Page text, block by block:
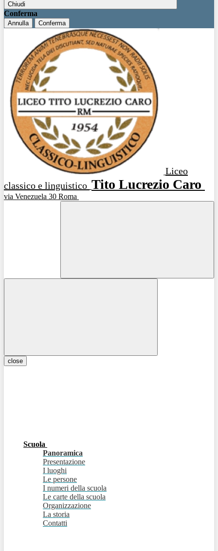
Chiudi
Conferma
Annulla Conferma
Liceo
classico e linguistico Tito Lucrezio Caro
via Venezuela 30 Roma
close
Scuola
Panoramica
Presentazione
I luoghi
Le persone
I numeri della scuola
Le carte della scuola
Organizzazione
La storia
Contatti